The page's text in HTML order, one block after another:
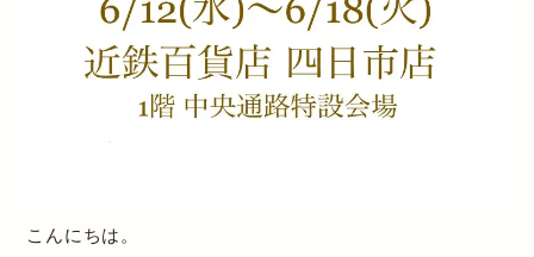
Login
New Account
こんにちは。